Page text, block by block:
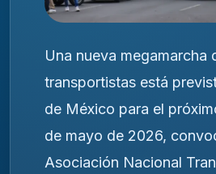
Una nueva megamarcha
transportistas está
de México para el
de mayo de 2026,
Asociación Nacional